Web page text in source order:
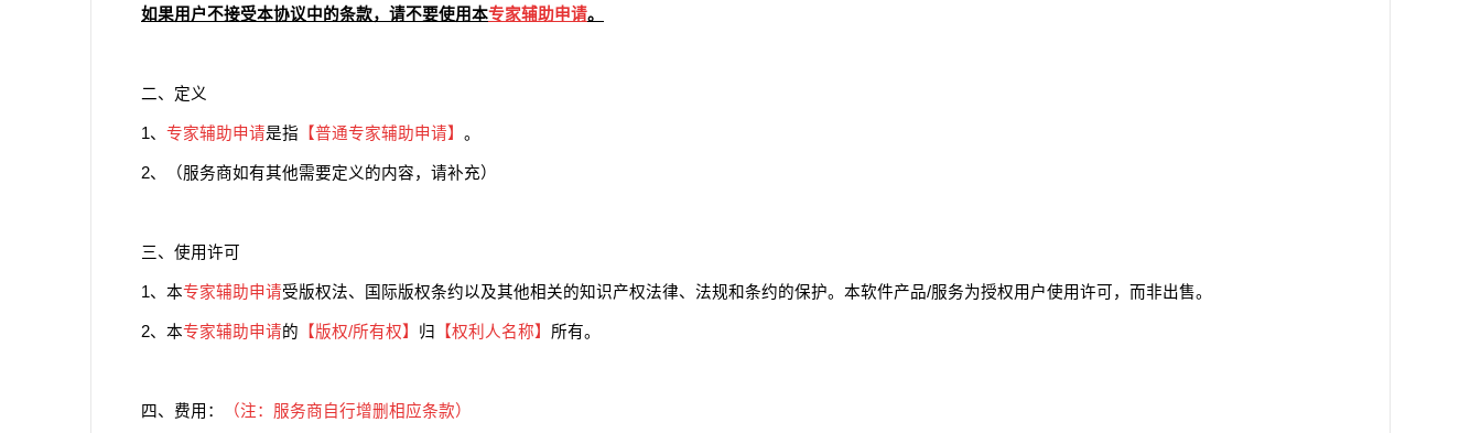
如果用户不接受本协议中的条款，请不要使用本专家辅助申请。
二、定义
1、 专家辅助申请是指 【普通专家辅助申请】 。
2、（服务商如有其他需要定义的内容，请补充）
三、使用许可
1、本专家辅助申请受版权法、国际版权条约以及其他相关的知识产权法律、法规和条约的保护。本软件产品/服务为授权用户使用许可，而非出售。
2、本专家辅助申请的 【版权/所有权】 归 【权利人名称】 所有。
四、费用： （注：服务商自行增删相应条款）